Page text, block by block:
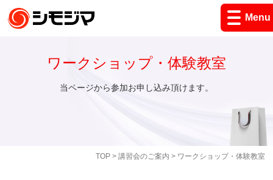
Menu
TOP> 講習会のご案内 > ワークショップ・体験教室
ワークショップ・体験教室
当ページから参加お申し込み頂けます。